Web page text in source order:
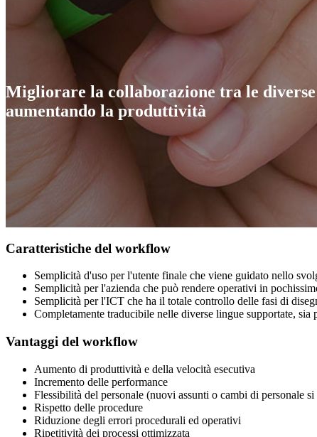
Migliorare la collaborazione tra le
aumentando la produttività
Caratteristiche del workflow
Semplicità d'uso per l'utente finale che viene guidato nello
Semplicità per l'azienda che può rendere operativi in
Semplicità per l'ICT che ha il totale controllo delle fasi di
Completamente traducibile nelle diverse lingue supportate,
Vantaggi del workflow
Aumento di produttività e della velocità esecutiva
Incremento delle performance
Flessibilità del personale (nuovi assunti o cambi di personale
Rispetto delle procedure
Riduzione degli errori procedurali ed operativi
Ripetitività dei processi ottimizzata